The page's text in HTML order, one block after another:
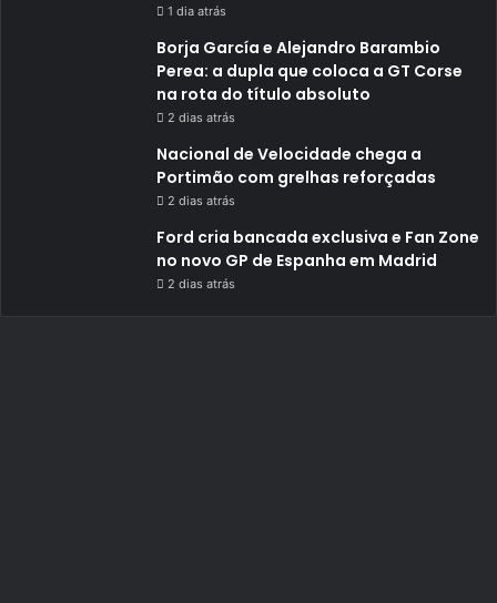
1 dia atrás
Borja García e Alejandro Barambio
Perea: a dupla que coloca a GT Corse
na rota do título absoluto
2 dias atrás
Nacional de Velocidade chega a
Portimão com grelhas reforçadas
2 dias atrás
Ford cria bancada exclusiva e Fan Zone
no novo GP de Espanha em Madrid
2 dias atrás